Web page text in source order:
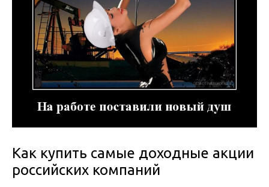
Как купить самые доходные акции
российских компаний